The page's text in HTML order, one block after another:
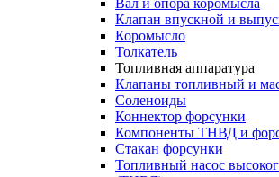
Вал и опора коромысла
Клапан впускной и
Коромысло
Толкатель
Топливная аппаратура
Клапаны топливный и
Соленоиды
Коннектор форсунки
Компоненты ТНВД и
Стакан форсунки
Топливный насос